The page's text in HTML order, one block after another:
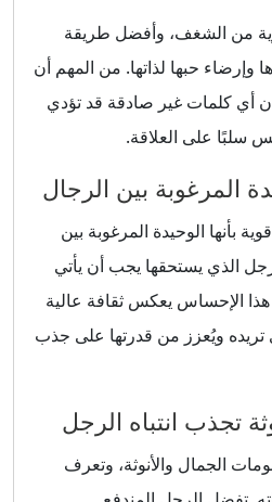
من الشغف، وأفضل طريقة
حبها لذاتها. من المهم أن
أي كلمات غير صادقة قد تؤدي
سلبًا على العلاقة.
بأنها الوحيدة المرغوبة بين
الذي يستحقها يجب أن يأتي
هذا الإحساس يعكس ثقافة عالية
ويُعزز من قدرتها على جذب
الجمال والأنوثة، وتعرف